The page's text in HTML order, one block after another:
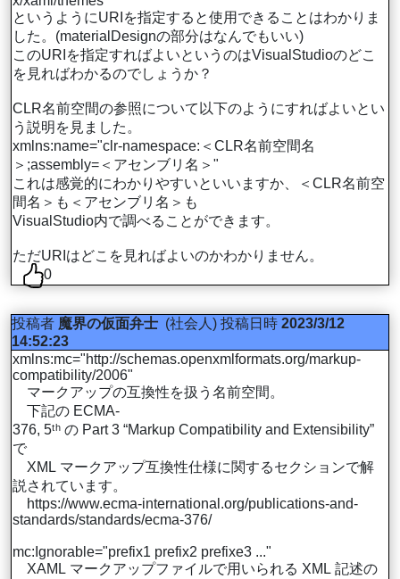
というようにURIを指定すると使用できることはわかりま
した。(materialDesignの部分はなんでもいい)
このURIを指定すればよいというのはVisualStudioのどこ
を見ればわかるのでしょうか？
CLR名前空間の参照について以下のようにすればよいとい
う説明を見ました。
xmlns:name="clr-namespace:＜CLR名前空間名
＞;assembly=＜アセンブリ名＞"
これは感覚的にわかりやすいといいますか、＜CLR名前空
間名＞も＜アセンブリ名＞も
VisualStudio内で調べることができます。
ただURIはどこを見ればよいのかわかりません。
0
投稿者 魔界の仮面弁士 (社会人) 投稿日時 2023/3/12
14:52:23
xmlns:mc="http://schemas.openxmlformats.org/markup-
compatibility/2006"
マークアップの互換性を扱う名前空間。
下記の ECMA-
376, 5ᵗʰ の Part 3 “Markup Compatibility and Extensibility”
で
XML マークアップ互換性仕様に関するセクションで解
説されています。
https://www.ecma-international.org/publications-and-
standards/standards/ecma-376/
mc:Ignorable="prefix1 prefix2 prefixe3 ..."
XAML マークアップファイルで用いられる XML 記述の